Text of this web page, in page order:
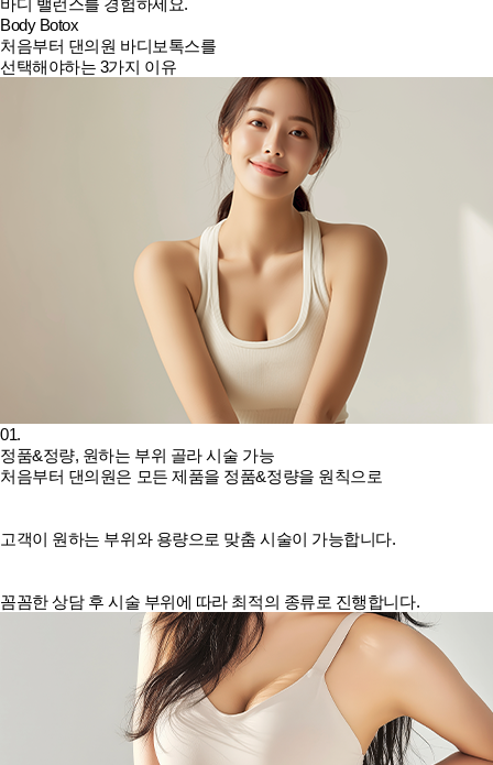
Body Botox
처음부터 댄의원 바디보톡스를
선택해야하는 3가지 이유
01.
정품&정량, 원하는 부위 골라 시술 가능
처음부터 댄의원은 모든 제품을 정품&정량을 원칙으로
고객이 원하는 부위와 용량으로 맞춤 시술이 가능합니다.
꼼꼼한 상담 후 시술 부위에 따라 최적의 종류로 진행합니다.